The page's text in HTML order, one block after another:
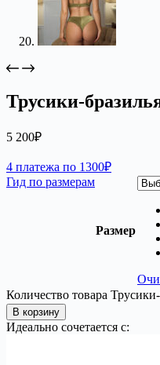
Трусики-
5 200₽
4 платежа по 1300₽
Гид по размерам
Размер
Количество товара
В корзину
Идеально сочетается с: